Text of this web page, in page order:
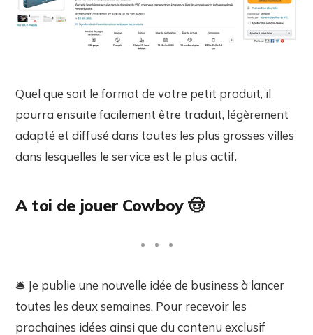
Quel que soit le format de votre petit produit, il
pourra ensuite facilement être traduit, légèrement
adapté et diffusé dans toutes les plus grosses villes
dans lesquelles le service est le plus actif.
A toi de jouer Cowboy 🤠
🛎️ Je publie une nouvelle idée de business à lancer
toutes les deux semaines. Pour recevoir les
prochaines idées ainsi que du contenu exclusif